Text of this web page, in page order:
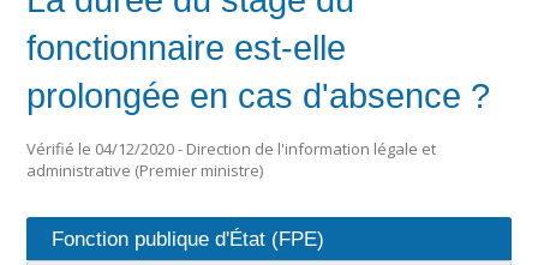
fonctionnaire est-elle
prolongée en cas d'absence ?
Vérifié le 04/12/2020 - Direction de l'information légale et
administrative (Premier ministre)
Fonction publique d'État (FPE)